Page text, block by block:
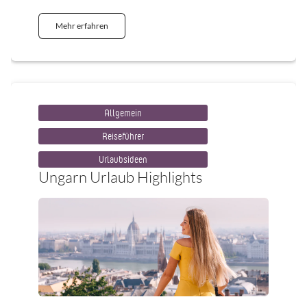
Mehr erfahren
Allgemein
Reiseführer
Urlaubsideen
Ungarn Urlaub Highlights